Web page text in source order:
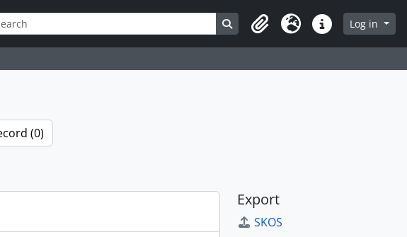
options Search in browse page
ClipboardLanguageQuick linksLog in
(0)
Export
SKOS